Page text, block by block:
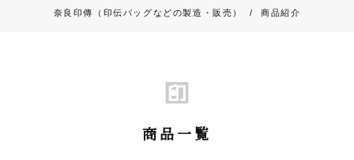
奈良印傳（印伝バッグなどの製造・販売） / 商品紹介
商品一覧